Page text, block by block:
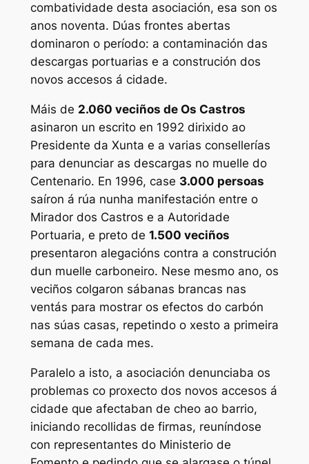
combatividade desta asociación, esa son os
anos noventa. Dúas frontes abertas
dominaron o período: a contaminación das
descargas portuarias e a construción dos
novos accesos á cidade.
Máis de 2.060 veciños de Os Castros
asinaron un escrito en 1992 dirixido ao
Presidente da Xunta e a varias consellerías
para denunciar as descargas no muelle do
Centenario. En 1996, case 3.000 persoas
saíron á rúa nunha manifestación entre o
Mirador dos Castros e a Autoridade
Portuaria, e preto de 1.500 veciños
presentaron alegacións contra a construción
dun muelle carboneiro. Nese mesmo ano, os
veciños colgaron sábanas brancas nas
ventás para mostrar os efectos do carbón
nas súas casas, repetindo o xesto a primeira
semana de cada mes.
Paralelo a isto, a asociación denunciaba os
problemas co proxecto dos novos accesos á
cidade que afectaban de cheo ao barrio,
iniciando recollidas de firmas, reuníndose
con representantes do Ministerio de